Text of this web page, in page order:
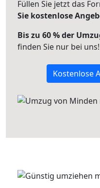
Füllen Sie jetzt das
Sie kostenlose
Bis zu 60 % der
finden Sie nur bei uns!
Kostenlose